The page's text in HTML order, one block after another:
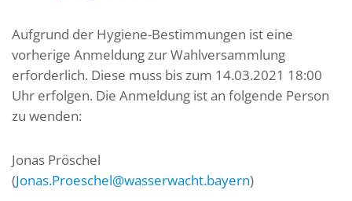
Aufgrund der Hygiene-Bestimmungen ist eine
vorherige Anmeldung zur Wahlversammlung
erforderlich. Diese muss bis zum 14.03.2021 18:00
Uhr erfolgen. Die Anmeldung ist an folgende Person
zu wenden:
Jonas Pröschel
(Jonas.Proeschel@wasserwacht.bayern)